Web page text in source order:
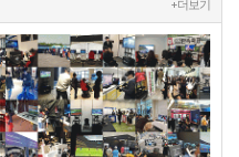
+ 더보기